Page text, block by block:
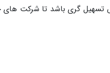
گری باشد تا شرکت های